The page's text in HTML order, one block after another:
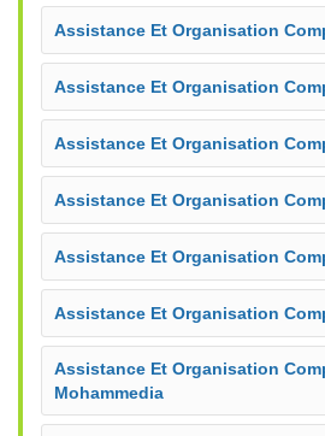
Assistance Et Organisation
Assistance Et Organisation
Assistance Et Organisation
Assistance Et Organisation
Assistance Et Organisation
Assistance Et Organisation
Assistance Et Organisation
Mohammedia